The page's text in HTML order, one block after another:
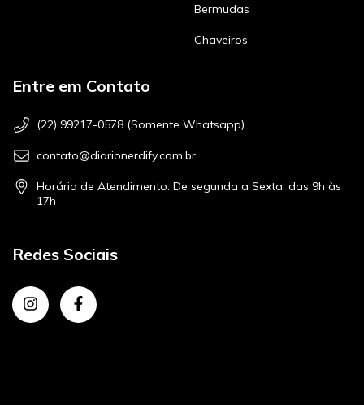
Bermudas
Chaveiros
Entre em Contato
(22) 99217-0578 (Somente Whatsapp)
contato@diarionerdify.com.br
Horário de Atendimento: De segunda a Sexta, das 9h às
17h
Redes Sociais